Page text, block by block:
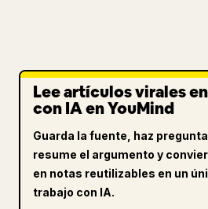
Lee artículos virales
con IA en YouMind
Guarda la fuente, haz
resume el argumento y
en notas reutilizables en un
trabajo con IA.